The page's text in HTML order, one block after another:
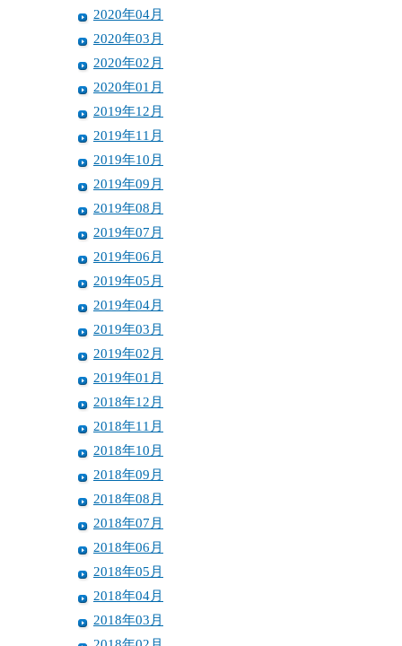
2020年04月
2020年03月
2020年02月
2020年01月
2019年12月
2019年11月
2019年10月
2019年09月
2019年08月
2019年07月
2019年06月
2019年05月
2019年04月
2019年03月
2019年02月
2019年01月
2018年12月
2018年11月
2018年10月
2018年09月
2018年08月
2018年07月
2018年06月
2018年05月
2018年04月
2018年03月